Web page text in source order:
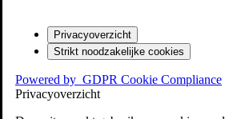
Privacyoverzicht
Strikt noodzakelijke cookies
Powered by GDPR Cookie Compliance
Privacyoverzicht